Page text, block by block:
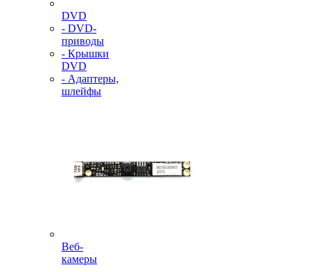
DVD
- DVD-
приводы
- Крышки
DVD
- Адаптеры,
шлейфы
Веб-
камеры